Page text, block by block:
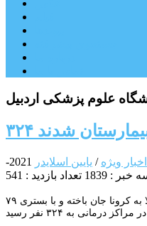
بیمارستان شدند
ویژه / یایین اسلایدر
2021-
: 1839 تعداد بازدید : 541
در شبانه روز گذشته ۴ نفر بر اثر ابتلا به کرونا جان باخته و با بستری ۷۹